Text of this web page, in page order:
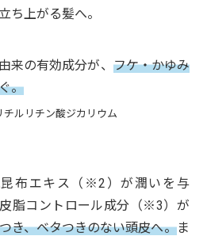
ち上がる髪へ。
来の有効成分が、 フケ・かゆみ
。
ルリチン酸ジカリウム
布エキス（※2）が潤いを与
脂コントロール成分（※3）が
き、ベタつきのない頭皮へ。ま